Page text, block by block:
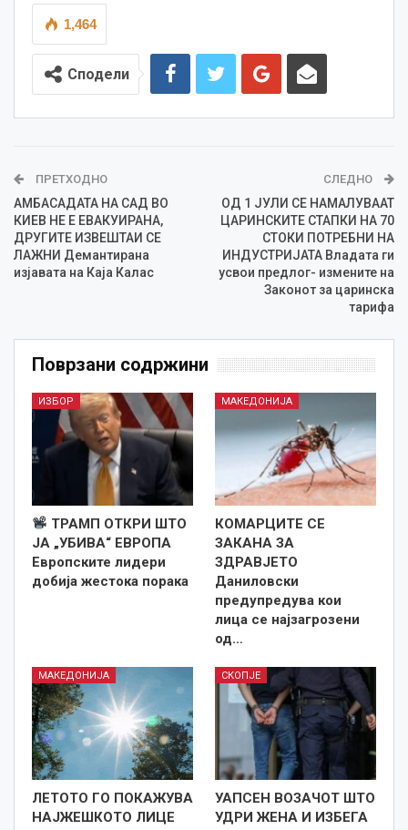
1,464
Сподели
ПРЕТХОДНО
АМБАСАДАТА НА САД ВО
КИЕВ НЕ Е ЕВАКУИРАНА,
ДРУГИТЕ ИЗВЕШТАИ СЕ
ЛАЖНИ Демантирана
изјавата на Каја Калас
СЛЕДНО
ОД 1 ЈУЛИ СЕ НАМАЛУВААТ
ЦАРИНСКИТЕ СТАПКИ НА 70
СТОКИ ПОТРЕБНИ НА
ИНДУСТРИЈАТА Владата ги
усвои предлог- измените на
Законот за царинска
тарифа
Поврзани содржини
ИЗБОР
ТРАМП ОТКРИ ШТО
ЈА „УБИВА“ ЕВРОПА
Европските лидери
добија жестока порака
МАКЕДОНИЈА
КОМАРЦИТЕ СЕ
ЗАКАНА ЗА
ЗДРАВЈЕТО
Даниловски
предупредува кои
лица се најзагрозени
од…
МАКЕДОНИЈА
ЛЕТОТО ГО ПОКАЖУВА
НАЈЖЕШКОТО ЛИЦE
СКОПЈЕ
УАПСЕН ВОЗАЧОТ ШТО
УДРИ ЖЕНА И ИЗБЕГА